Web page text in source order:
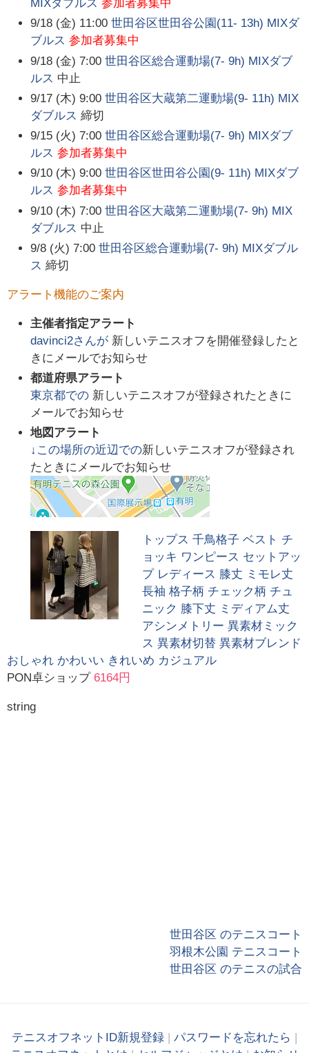
MIXダブルス 参加者募集中
9/18 (金) 11:00 世田谷区世田谷公園(11- 13h) MIXダ
ブルス 参加者募集中
9/18 (金) 7:00 世田谷区総合運動場(7- 9h) MIXダブ
ルス 中止
9/17 (木) 9:00 世田谷区大蔵第二運動場(9- 11h) MIX
ダブルス 締切
9/15 (火) 7:00 世田谷区総合運動場(7- 9h) MIXダブ
ルス 参加者募集中
9/10 (木) 9:00 世田谷区世田谷公園(9- 11h) MIXダブ
ルス 参加者募集中
9/10 (木) 7:00 世田谷区大蔵第二運動場(7- 9h) MIX
ダブルス 中止
9/8 (火) 7:00 世田谷区総合運動場(7- 9h) MIXダブル
ス 締切
アラート機能のご案内
主催者指定アラート
davinci2さんが 新しいテニスオフを開催登録したと
きにメールでお知らせ
都道府県アラート
東京都での 新しいテニスオフが登録されたときに
メールでお知らせ
地図アラート
↓この場所の近辺での新しいテニスオフが登録され
たときにメールでお知らせ
トップス 千鳥格子 ベスト チ
ョッキ ワンピース セットアッ
プ レディース 膝丈 ミモレ丈
長袖 格子柄 チェック柄 チュ
ニック 膝下丈 ミディアム丈
アシンメトリー 異素材ミック
ス 異素材切替 異素材ブレンド
おしゃれ かわいい きれいめ カジュアル
PON卓ショップ 6164円
string
世田谷区 のテニスコート
羽根木公園 テニスコート
世田谷区 のテニスの試合
テニスオフネットID新規登録 | パスワードを忘れたら |